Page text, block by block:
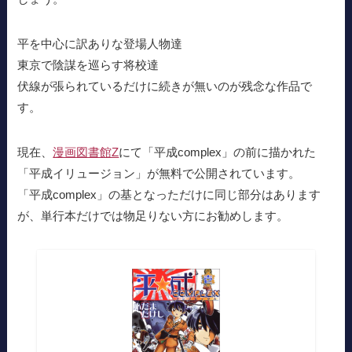
平を中心に訳ありな登場人物達
東京で陰謀を巡らす将校達
伏線が張られているだけに続きが無いのが残念な作品で
す。
現在、漫画図書館Zにて「平成complex」の前に描かれた
「平成イリュージョン」が無料で公開されています。
「平成complex」の基となっただけに同じ部分はあります
が、単行本だけでは物足りない方にお勧めします。